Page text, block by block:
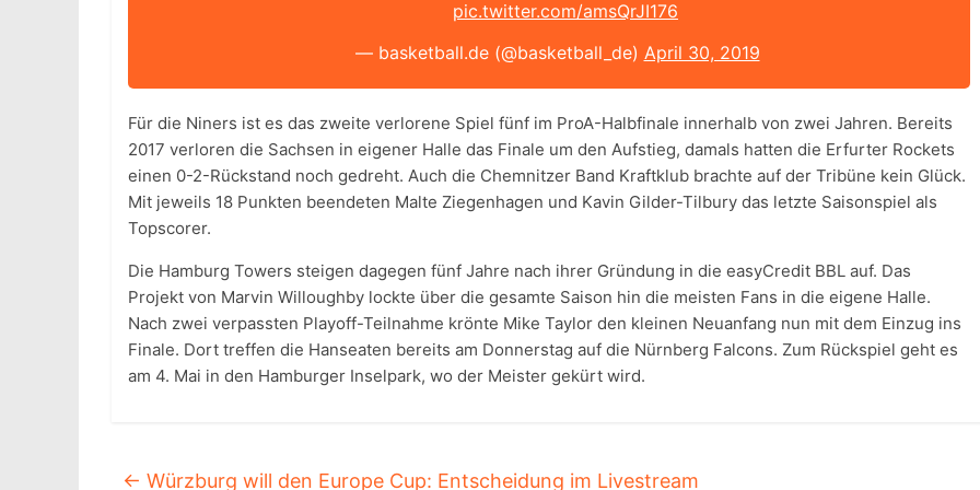
pic.twitter.com/amsQrJI176
— basketball.de (@basketball_de) April 30, 2019
Für die Niners ist es das zweite verlorene Spiel fünf im ProA-Halbfinale innerhalb von zwei Jahren. Bereits
2017 verloren die Sachsen in eigener Halle das Finale um den Aufstieg, damals hatten die Erfurter Rockets
einen 0-2-Rückstand noch gedreht. Auch die Chemnitzer Band Kraftklub brachte auf der Tribüne kein Glück.
Mit jeweils 18 Punkten beendeten Malte Ziegenhagen und Kavin Gilder-Tilbury das letzte Saisonspiel als
Topscorer.
Die Hamburg Towers steigen dagegen fünf Jahre nach ihrer Gründung in die easyCredit BBL auf. Das
Projekt von Marvin Willoughby lockte über die gesamte Saison hin die meisten Fans in die eigene Halle.
Nach zwei verpassten Playoff-Teilnahme krönte Mike Taylor den kleinen Neuanfang nun mit dem Einzug ins
Finale. Dort treffen die Hanseaten bereits am Donnerstag auf die Nürnberg Falcons. Zum Rückspiel geht es
am 4. Mai in den Hamburger Inselpark, wo der Meister gekürt wird.
← Würzburg will den Europe Cup: Entscheidung im Livestream